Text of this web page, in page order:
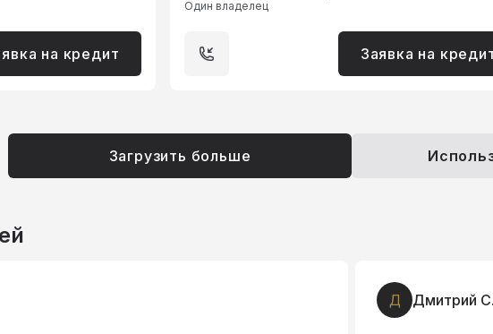
на кредит
Один владелец
Заявка на
Загрузить больше
Д Дмитрий С.